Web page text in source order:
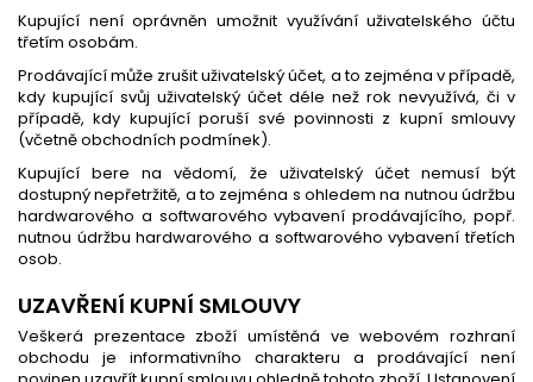
Kupující není oprávněn umožnit využívání uživatelského účtu
třetím osobám.
Prodávající může zrušit uživatelský účet, a to zejména v případě,
kdy kupující svůj uživatelský účet déle než rok nevyužívá, či v
případě, kdy kupující poruší své povinnosti z kupní smlouvy
(včetně obchodních podmínek).
Kupující bere na vědomí, že uživatelský účet nemusí být
dostupný nepřetržitě, a to zejména s ohledem na nutnou údržbu
hardwarového a softwarového vybavení prodávajícího, popř.
nutnou údržbu hardwarového a softwarového vybavení třetích
osob.
UZAVŘENÍ KUPNÍ SMLOUVY
Veškerá prezentace zboží umístěná ve webovém rozhraní
obchodu je informativního charakteru a prodávající není